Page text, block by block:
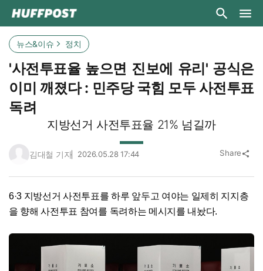
뉴스&이슈 정치
'사전투표율 높으면 진보에 유리' 공식은
이미 깨졌다 : 민주당 국힘 모두 사전투표
독려
지방선거 사전투표율 21% 넘길까
김대철 기자 2026.05.28 17:44 Share share
6·3 지방선거 사전투표를 하루 앞두고 여야는 일제히 지지층
을 향해 사전투표 참여를 독려하는 메시지를 내놨다.